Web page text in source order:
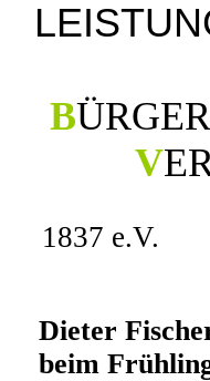
BÜRGER
V
1837 e.V.
Dieter
beim